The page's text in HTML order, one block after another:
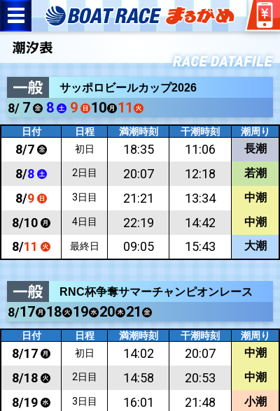
サッポロビールカップ2026
8/ 7 8 9 10 11
日付 日程 満潮時刻 干潮時刻 潮周り
8/7 初日 18:35 11:06 長潮
8/8 2日目 20:07 12:18 若潮
8/9 3日目 21:21 13:34 中潮
8/10 4日目 22:19 14:42 中潮
8/11 最終日 09:05 15:43 大潮
RNC杯争奪サマーチャンピオンレース
8/17 18 19 20 21
日付 日程 満潮時刻 干潮時刻 潮周り
8/17 初日 14:02 20:07 中潮
8/18 2日目 14:58 20:53 中潮
8/19 3日目 16:01 21:48 小潮